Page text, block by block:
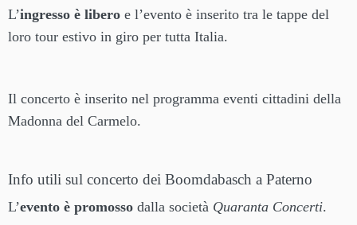
L’ingresso è libero e l’evento è inserito tra le tappe del
loro tour estivo in giro per tutta Italia.
Il concerto è inserito nel programma eventi cittadini della
Madonna del Carmelo.
Info utili sul concerto dei Boomdabasch a Paterno
L’evento è promosso dalla società Quaranta Concerti.